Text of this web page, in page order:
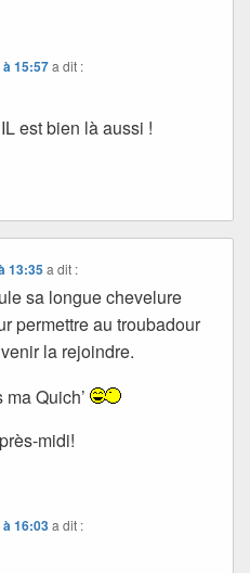
15:57a dit :
est bien là aussi !
13:35 a dit :
sa longue chevelure
permettre au troubadour
la rejoindre.
ma Quich’
midi!
16:03a dit :